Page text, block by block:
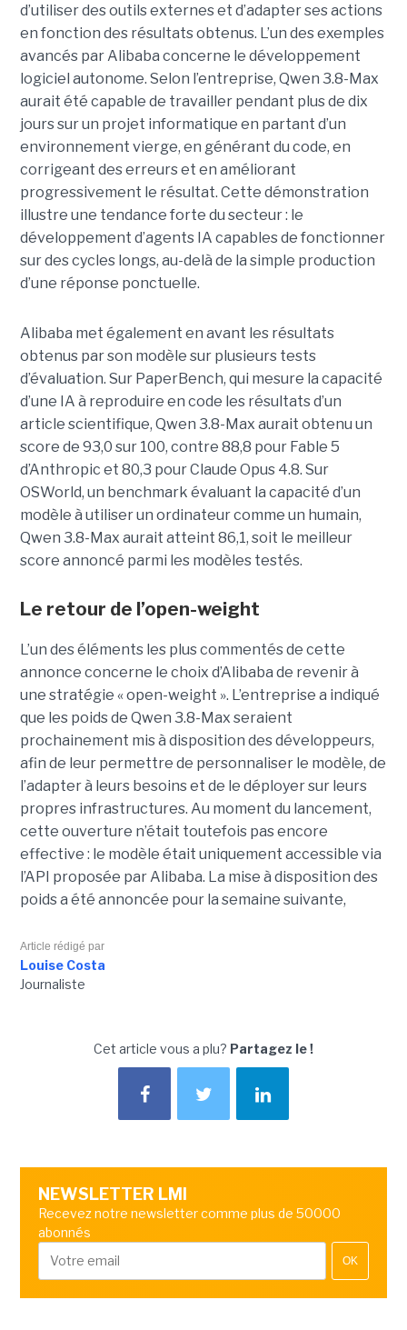
d’utiliser des outils externes et d’adapter ses actions
en fonction des résultats obtenus. L’un des exemples
avancés par Alibaba concerne le développement
logiciel autonome. Selon l’entreprise, Qwen 3.8-Max
aurait été capable de travailler pendant plus de dix
jours sur un projet informatique en partant d’un
environnement vierge, en générant du code, en
corrigeant des erreurs et en améliorant
progressivement le résultat. Cette démonstration
illustre une tendance forte du secteur : le
développement d’agents IA capables de fonctionner
sur des cycles longs, au-delà de la simple production
d’une réponse ponctuelle.
Alibaba met également en avant les résultats
obtenus par son modèle sur plusieurs tests
d’évaluation. Sur PaperBench, qui mesure la capacité
d’une IA à reproduire en code les résultats d’un
article scientifique, Qwen 3.8-Max aurait obtenu un
score de 93,0 sur 100, contre 88,8 pour Fable 5
d’Anthropic et 80,3 pour Claude Opus 4.8. Sur
OSWorld, un benchmark évaluant la capacité d’un
modèle à utiliser un ordinateur comme un humain,
Qwen 3.8-Max aurait atteint 86,1, soit le meilleur
score annoncé parmi les modèles testés.
Le retour de l’open-weight
L’un des éléments les plus commentés de cette
annonce concerne le choix d’Alibaba de revenir à
une stratégie « open-weight ». L’entreprise a indiqué
que les poids de Qwen 3.8-Max seraient
prochainement mis à disposition des développeurs,
afin de leur permettre de personnaliser le modèle, de
l’adapter à leurs besoins et de le déployer sur leurs
propres infrastructures. Au moment du lancement,
cette ouverture n’était toutefois pas encore
effective : le modèle était uniquement accessible via
l’API proposée par Alibaba. La mise à disposition des
poids a été annoncée pour la semaine suivante,
Article rédigé par
Louise Costa
Journaliste
Cet article vous a plu? Partagez le !
NEWSLETTER LMI
Recevez notre newsletter comme plus de 50000
abonnés
OK